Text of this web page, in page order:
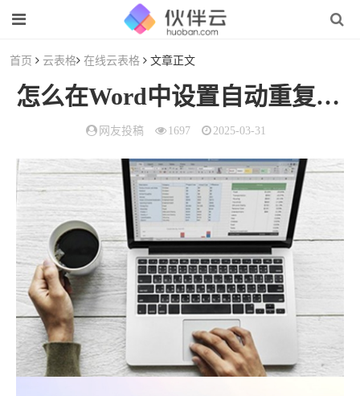
首页 云表格 在线云表格 文章正文
怎么在Word中设置自动重复首行文字标题（
网友投稿 1697 2025-03-31